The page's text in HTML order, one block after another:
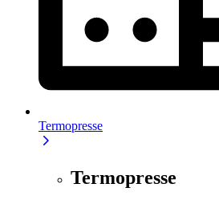
Termopresse
Termopresse